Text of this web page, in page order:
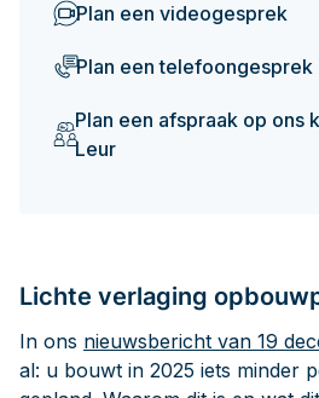
Plan een videogesprek
Plan een telefoongesprek
Plan een afspraak op ons
Leur
Lichte verlaging
In ons nieuwsbericht van 19
al: u bouwt in 2025 iets minder